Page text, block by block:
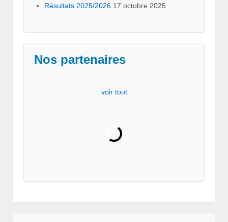
Résultats 2025/2026 17 octobre 2025
Nos partenaires
voir tout